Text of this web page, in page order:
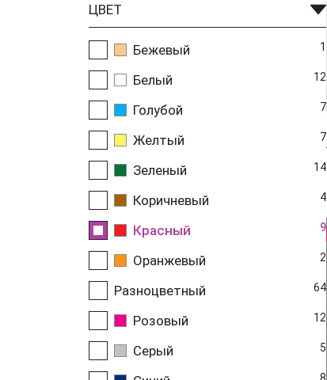
ЦВЕТ
Бежевый 1
Белый 12
Голубой 7
Желтый 7
Зеленый 14
Коричневый 4
Красный 9
Оранжевый 2
Разноцветный 64
Розовый 12
Серый 5
8